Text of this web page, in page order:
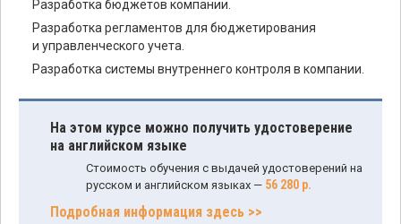
Разработка бюджетов компании.
Разработка регламентов для бюджетирования
и управленческого учета.
Разработка системы внутреннего контроля в компании.
На этом курсе можно получить удостоверение
на английском языке
Стоимость обучения с выдачей удостоверений на
русском и английском языках — 56 280 р.
Подробная информация здесь >>